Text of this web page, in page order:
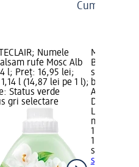
Cum să
Numele
rufe Mosc Alb
l; Preț: 16,95 lei;
l (14,87 lei pe 1 l);
Status verde
gri selectare
Marcă:
Balsam de
spălări, 1 l;
bază: 1 l
Livrabil,
magazin
17,95 lei
1 l (17,95
sano
spălări, 1 l